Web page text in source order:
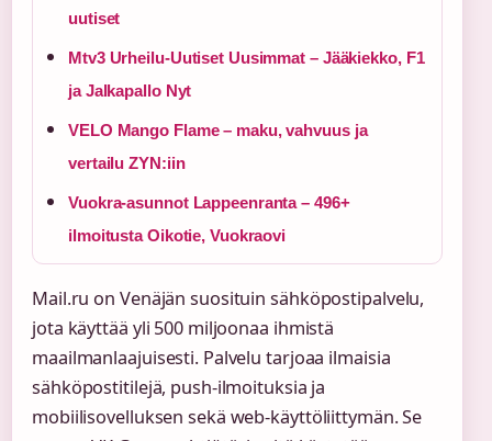
uutiset
Mtv3 Urheilu-Uutiset Uusimmat – Jääkiekko, F1
ja Jalkapallo Nyt
VELO Mango Flame – maku, vahvuus ja
vertailu ZYN:iin
Vuokra-asunnot Lappeenranta – 496+
ilmoitusta Oikotie, Vuokraovi
Mail.ru on Venäjän suosituin sähköpostipalvelu,
jota käyttää yli 500 miljoonaa ihmistä
maailmanlaajuisesti. Palvelu tarjoaa ilmaisia
sähköpostitilejä, push-ilmoituksia ja
mobiilisovelluksen sekä web-käyttöliittymän. Se